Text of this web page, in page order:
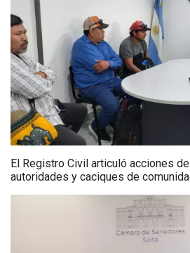
El Registro Civil articuló acciones
autoridades y caciques de